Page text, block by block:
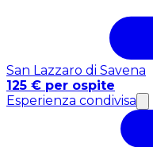
San Lazzaro di Savena
125 € per ospite
Esperienza condivisa